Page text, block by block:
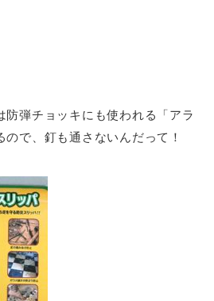
防弾チョッキにも使われる「アラ
ので、釘も通さないんだって！